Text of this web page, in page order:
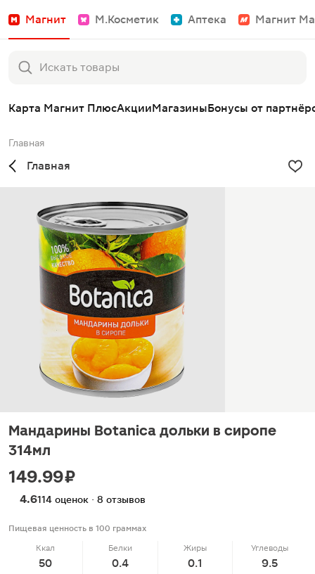
Магнит М.Косметик Аптека Магнит
Карта Магнит ПлюсАкцииМагазиныБонусы от
Главная
Главная
Мандарины Botanica дольки в сиропе
314мл
149.99 ₽
4.6114 оценок · 8 отзывов
Пищевая ценность в 100 граммах
Ккал
50
Белки
0.4
Жиры
0.1
Углеводы
9.5